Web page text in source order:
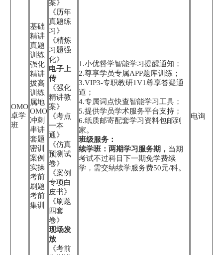
OMO
卓学
班
基础
精讲
真题
训练
强化
精讲
拔高
训练
属地
OMO
冲刺
串讲
套题
密训
案例
实操
考前
刷题
考前
集训
案》
《历年
真题练
习》
《精炼
习题强
化》
电子上
传
《强化
精讲教
案》
《考点
一本
通》
《仿真
预测试
卷》
《案例
专项白
皮书》
《刷题
四套
卷》
现场发
放
《考前
1.小优督学智能学习提醒通知；
2.尊享学员专属APP题库训练；
3.VIP3-专职教研1V1尊享答疑通
道；
4.专属词点快查智能学习工具；
5.提供学员学术服务平台支持；
6.纸质邮寄配套学习资料包邮到
家。
班级服务：
续学班：两期学习服务期， 当期
考试不过科目下一期免学费续
学，需交纳续学服务费50元/科。
电询